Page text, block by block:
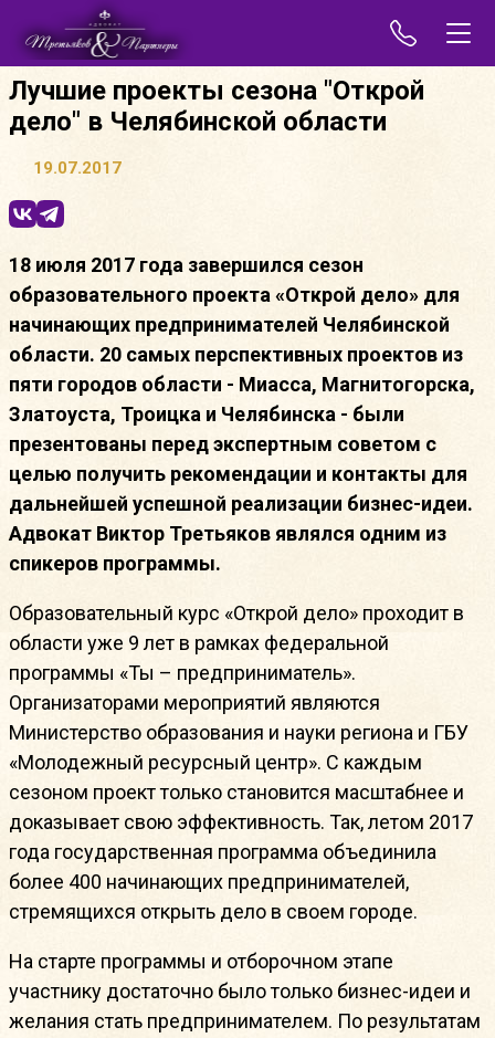
Лучшие проекты сезона "Открой
дело" в Челябинской области
19.07.2017
18 июля 2017 года завершился сезон
образовательного проекта «Открой дело» для
начинающих предпринимателей Челябинской
области. 20 самых перспективных проектов из
пяти городов области - Миасса, Магнитогорска,
Златоуста, Троицка и Челябинска - были
презентованы перед экспертным советом с
целью получить рекомендации и контакты для
дальнейшей успешной реализации бизнес-идеи.
Адвокат Виктор Третьяков являлся одним из
спикеров программы.
Образовательный курс «Открой дело» проходит в
области уже 9 лет в рамках федеральной
программы «Ты – предприниматель».
Организаторами мероприятий являются
Министерство образования и науки региона и ГБУ
«Молодежный ресурсный центр». С каждым
сезоном проект только становится масштабнее и
доказывает свою эффективность. Так, летом 2017
года государственная программа объединила
более 400 начинающих предпринимателей,
стремящихся открыть дело в своем городе.
На старте программы и отборочном этапе
участнику достаточно было только бизнес-идеи и
желания стать предпринимателем. По результатам